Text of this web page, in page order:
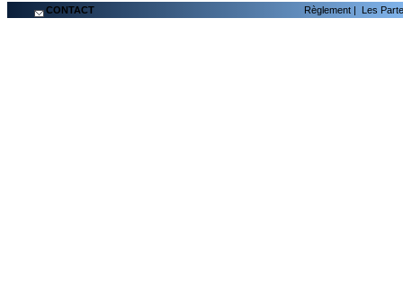
CONTACT Règlement | Les